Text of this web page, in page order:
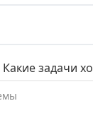
Какие задачи